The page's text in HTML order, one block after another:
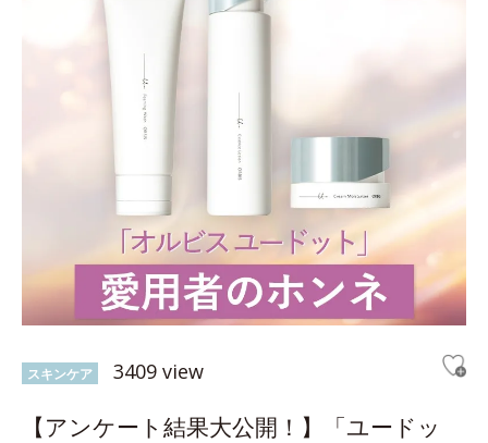
スキンケア 3409 view
【アンケート結果大公開！】「ユードッ